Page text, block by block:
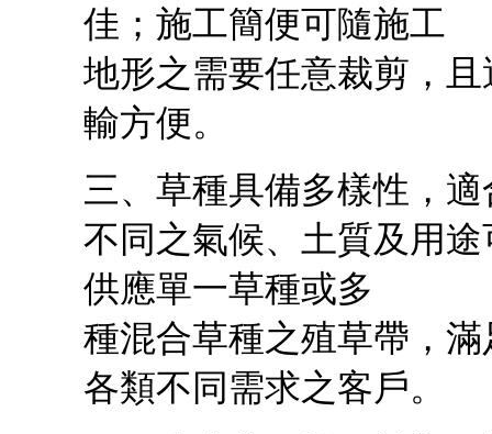
佳；施工簡便可隨施工
地形之需要任意裁剪，且
輸方便。
三、草種具備多樣性，適
不同之氣候、土質及用途
供應單一草種或多
種混合草種之殖草帶，滿
各類不同需求之客戶。